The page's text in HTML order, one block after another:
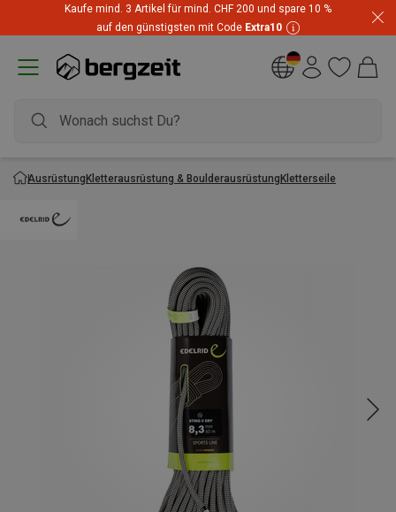
Kaufe mind. 3 Artikel für mind. CHF 200 und spare 10 %
auf den günstigsten mit Code Extra10
AusrüstungKletterausrüstung & BoulderausrüstungKletterseile